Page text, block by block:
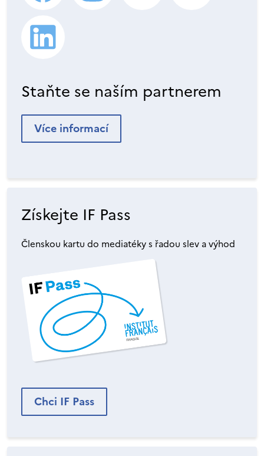
Staňte se naším partnerem
Více informací
Získejte IF Pass
Členskou kartu do mediatéky s řadou slev a výhod
Chci IF Pass